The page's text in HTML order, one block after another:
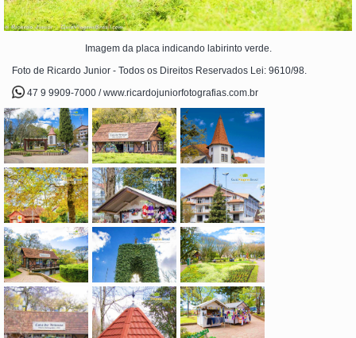
Imagem da placa indicando labirinto verde.
Foto de Ricardo Junior - Todos os Direitos Reservados Lei: 9610/98.
47 9 9909-7000 / www.ricardojuniorfotografias.com.br